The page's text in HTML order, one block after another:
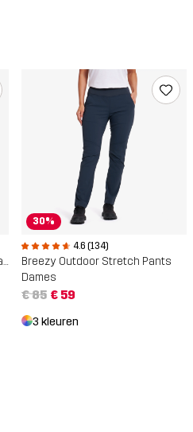
Breezy Curved Ankle Stretch Pants
30%
4.6 (134)
Breezy Outdoor Stretch Pants
Dames
€ 85 € 59
3 kleuren